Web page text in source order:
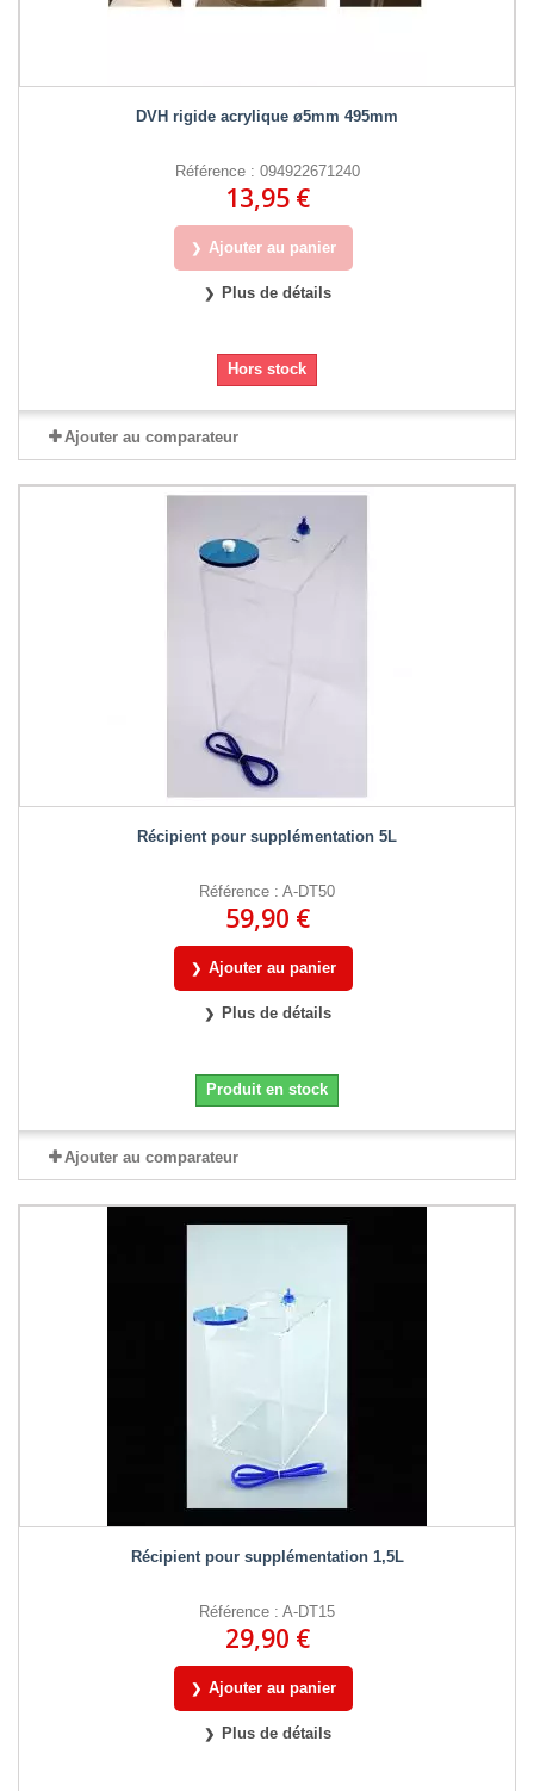
DVH rigide acrylique ø5mm 495mm
Référence : 094922671240
13,95 €
Ajouter au panier
Plus de détails
Hors stock
Ajouter au comparateur
Récipient pour supplémentation 5L
Référence : A-DT50
59,90 €
Ajouter au panier
Plus de détails
Produit en stock
Ajouter au comparateur
Récipient pour supplémentation 1,5L
Référence : A-DT15
29,90 €
Ajouter au panier
Plus de détails